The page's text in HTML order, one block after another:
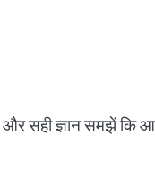
सही ज्ञान समझें कि